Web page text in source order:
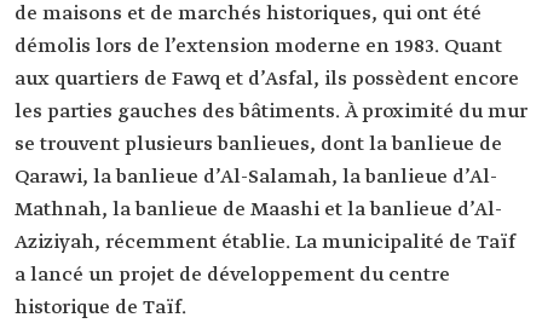
de maisons et de marchés historiques, qui ont été
démolis lors de l’extension moderne en 1983. Quant
aux quartiers de Fawq et d’Asfal, ils possèdent encore
les parties gauches des bâtiments. À proximité du mur
se trouvent plusieurs banlieues, dont la banlieue de
Qarawi, la banlieue d’Al-Salamah, la banlieue d’Al-
Mathnah, la banlieue de Maashi et la banlieue d’Al-
Aziziyah, récemment établie. La municipalité de Taïf
a lancé un projet de développement du centre
historique de Taïf.